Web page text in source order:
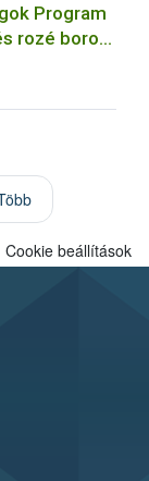
Program
rozé borok
feltételeiről
Cookie beállítások